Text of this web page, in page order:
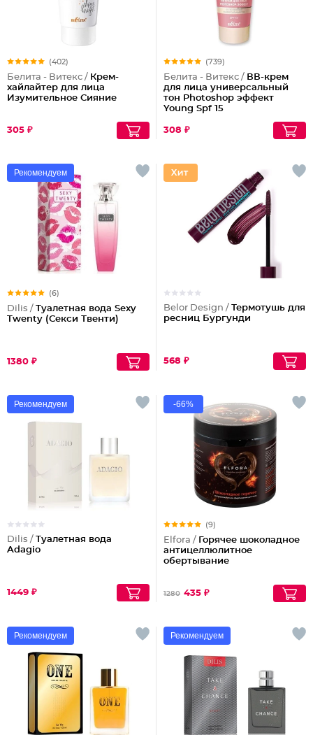
(402)
Белита - Витекс / Крем-
хайлайтер для лица
Изумительное Сияние
305 ₽
(739)
Белита - Витекс / ВВ-крем
для лица универсальный
тон Photoshop эффект
Young Spf 15
308 ₽
Рекомендуем
(6)
Dilis / Туалетная вода Sexy
Twenty (Секси Твенти)
1380 ₽
Belor Design / Термотушь для
ресниц Бургунди
568 ₽
Рекомендуем
Dilis / Туалетная вода
Adagio
1449 ₽
-66%
(9)
Elfora / Горячее шоколадное
антицеллюлитное
обертывание
1280 435 ₽
Рекомендуем Рекомендуем